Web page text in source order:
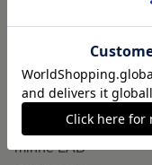
食品販売
ヴィンテージ販売
ダウンロード販売
minne PLUS
minne LAB